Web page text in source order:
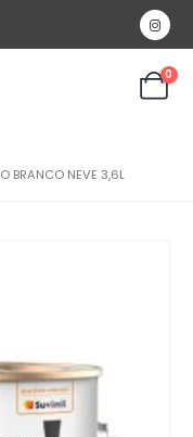
0
BRANCO NEVE 3,6L